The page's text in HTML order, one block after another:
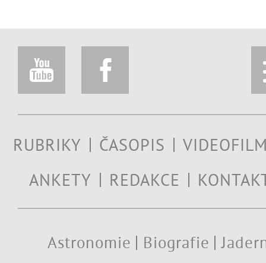
RUBRIKY ČASOPIS
ANKETY
REDAKCE
Astronomie Biografie